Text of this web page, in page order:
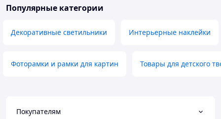
Популярные категории
Декоративные светильники Интерьерные наклейки
Фоторамки и рамки для картин Товары для детского
Покупателям